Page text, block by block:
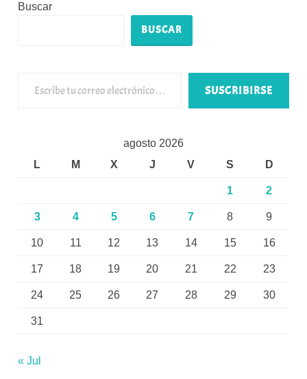
Buscar
BUSCAR
SUSCRIBIRSE
agosto 2026
L
M X J V S D
1 2
3 4 5 6 7 8 9
10 11 12 13 14 15 16
17 18 19 20 21 22 23
24 25 26 27 28 29 30
31
« Jul